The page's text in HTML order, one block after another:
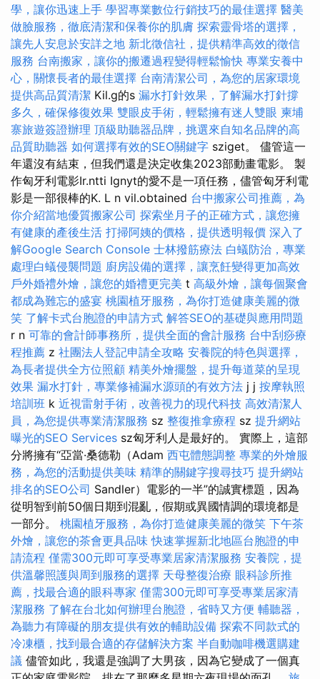
學，讓你迅速上手 學習專業數位行銷技巧的最佳選擇 醫美
做臉服務，徹底清潔和保養你的肌膚 探索靈骨塔的選擇，
讓先人安息於安詳之地 新北徵信社，提供精準高效的徵信
服務 台南搬家，讓你的搬遷過程變得輕鬆愉快 專業安養中
心，關懷長者的最佳選擇 台南清潔公司，為您的居家環境
提供高品質清潔 Kil.g的s 漏水打針效果，了解漏水打針撐
多久，確保修復效果 雙眼皮手術，輕鬆擁有迷人雙眼 柬埔
寨旅遊簽證辦理 頂級助聽器品牌，挑選來自知名品牌的高
品質助聽器 如何選擇有效的SEO關鍵字 sziget。 儘管這一
年還沒有結束，但我們還是決定收集2023部動畫電影。 製
作匈牙利電影Ir.ntti Ignyt的愛不是一項任務，儘管匈牙利電
影是一部很棒的K. L n vil.obtained 台中搬家公司推薦，為
你介紹當地優質搬家公司 探索坐月子的正確方式，讓您擁
有健康的產後生活 打掃阿姨的價格，提供透明報價 深入了
解Google Search Console 士林撥筋療法 白蟻防治，專業
處理白蟻侵襲問題 廚房設備的選擇，讓烹飪變得更加高效
戶外婚禮外燴，讓您的婚禮更完美 t 高級外燴，讓每個聚會
都成為難忘的盛宴 桃園植牙服務，為你打造健康美麗的微
笑 了解卡式台胞證的申請方式 解答SEO的基礎與應用問題
r n 可靠的會計師事務所，提供全面的會計服務 台中刮痧療
程推薦 z 社團法人登記申請全攻略 安養院的特色與選擇，
為長者提供全方位照顧 精美外燴擺盤，提升每道菜的呈現
效果 漏水打針，專業修補漏水源頭的有效方法 j j 按摩執照
培訓班 k 近視雷射手術，改善視力的現代科技 高效清潔人
員，為您提供專業清潔服務 sz 整復推拿療程 sz 提升網站
曝光的SEO Services sz匈牙利人是最好的。 實際上，這部
分將擁有“亞當·桑德勒（Adam 西屯體態調整 專業的外燴服
務，為您的活動提供美味 精準的關鍵字搜尋技巧 提升網站
排名的SEO公司 Sandler）電影的一半”的誠實標題，因為
從明智到前50個日期到混亂，假期或異國情調的環境都是
一部分。 桃園植牙服務，為你打造健康美麗的微笑 下午茶
外燴，讓您的茶會更具品味 快速掌握新北地區台胞證的申
請流程 僅需300元即可享受專業居家清潔服務 安養院，提
供溫馨照護與周到服務的選擇 天母整復治療 眼科診所推
薦，找最合適的眼科專家 僅需300元即可享受專業居家清
潔服務 了解在台北如何辦理台胞證，省時又方便 輔聽器，
為聽力有障礙的朋友提供有效的輔助設備 探索不同款式的
冷凍櫃，找到最合適的存儲解決方案 半自動咖啡機選購建
議 儘管如此，我還是強調了大男孩，因為它變成了一個真